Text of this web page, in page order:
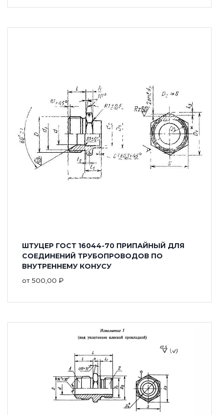
ШТУЦЕР ГОСТ 16044-70 ПРИПАЙНЫЙ ДЛЯ
СОЕДИНЕНИЙ ТРУБОПРОВОДОВ ПО
ВНУТРЕННЕМУ КОНУСУ
от 500,00 ₽